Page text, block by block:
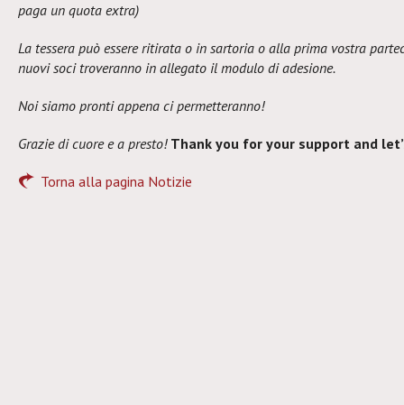
paga un quota extra)
La tessera può essere ritirata o in sartoria o alla prima vostra
nuovi soci troveranno in allegato il modulo di adesione.
Noi siamo pronti appena ci permetteranno!
Grazie di cuore e a presto! Thank you for your support and
Torna alla pagina Notizie